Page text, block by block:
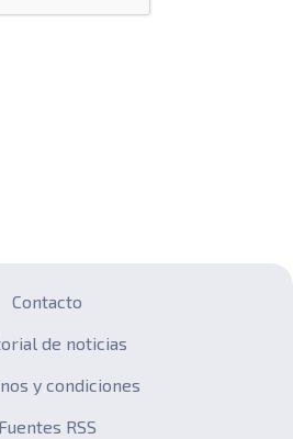
Contacto
de noticias
y condiciones
Fuentes RSS